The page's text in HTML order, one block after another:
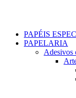
PAPÉIS
PAPELARIA
Adesivos